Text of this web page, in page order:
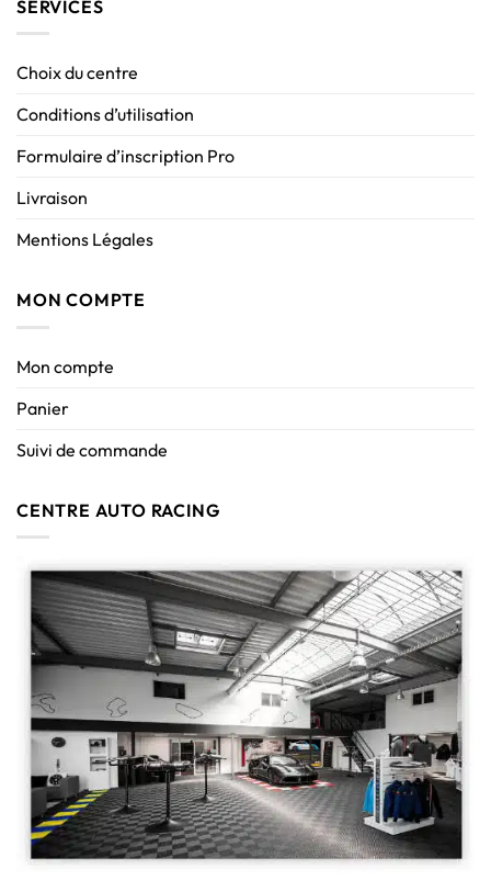
SERVICES
Choix du centre
Conditions d’utilisation
Formulaire d’inscription Pro
Livraison
Mentions Légales
MON COMPTE
Mon compte
Panier
Suivi de commande
CENTRE AUTO RACING